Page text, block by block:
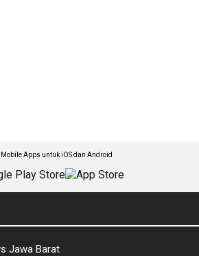
Apps untuk iOS dan Android
Jawa Barat